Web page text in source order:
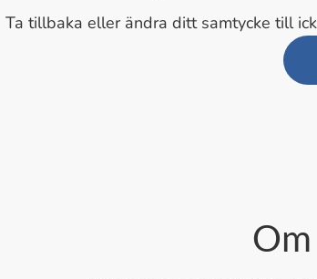
Ta tillbaka eller ändra ditt samtycke till